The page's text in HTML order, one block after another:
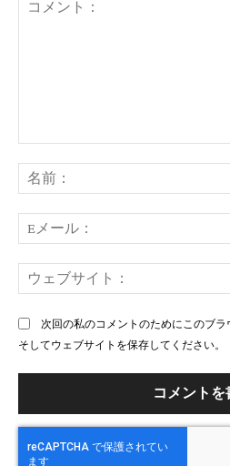
ン
ト：
次回の私のコメントのためにこのブラ
そしてウェブサイトを保存してください。